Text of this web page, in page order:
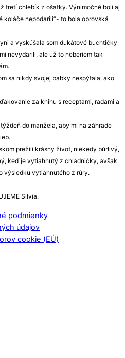
tretí chlebík z ošatky. Výnimočné boli aj
koláče nepodarili“- to bola obrovská
a vyskúšala som dukátové buchtičky
nevydarili, ale už to neberiem tak
sa nikdy svojej babky nespýtala, ako
za knihu s receptami, radami a
do manžela, aby mi na záhrade
prežili krásny život, niekedy búrlivý,
keď je vytiahnutý z chladničky, avšak
výsledku vytiahnutého z rúry.
Silvia.
podmienky
údajov
cookie (EÚ)